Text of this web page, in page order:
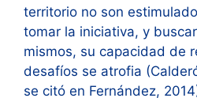
territorio no son
tomar la iniciativa, y
mismos, su capacidad de
desafíos se atrofia
se citó en Fernández,